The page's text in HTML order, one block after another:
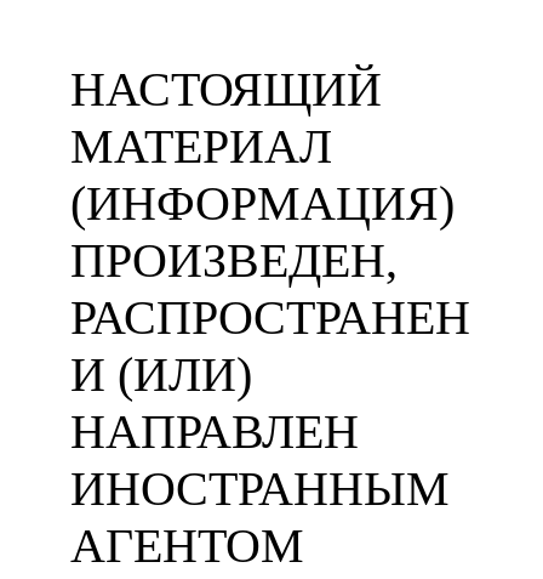
НАСТОЯЩИЙ
МАТЕРИАЛ
(ИНФОРМАЦИЯ)
ПРОИЗВЕДЕН,
РАСПРОСТРАНЕН
И (ИЛИ)
НАПРАВЛЕН
ИНОСТРАННЫМ
АГЕНТОМ